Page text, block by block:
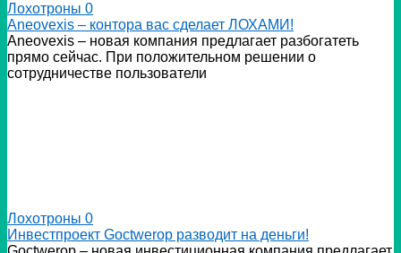
Лохотроны 0
Аneovexis – контора вас сделает ЛОХАМИ!
Аneovexis – новая компания предлагает разбогатеть
прямо сейчас. При положительном решении о
сотрудничестве пользователи
Лохотроны 0
Инвестпроект Goctwerop разводит на деньги!